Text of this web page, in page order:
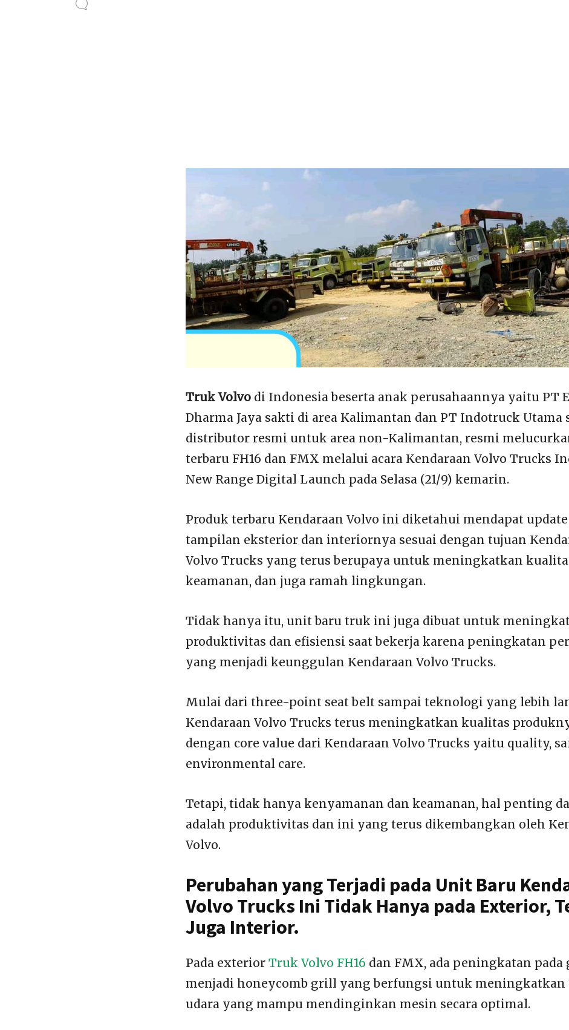
Truk Volvo di Indonesia beserta anak perusahaannya yaitu PT
Dharma Jaya sakti di area Kalimantan dan PT Indotruck Utama
distributor resmi untuk area non-Kalimantan, resmi
terbaru FH16 dan FMX melalui acara Kendaraan Volvo Trucks
New Range Digital Launch pada Selasa (21/9) kemarin.
Produk terbaru Kendaraan Volvo ini diketahui mendapat update
tampilan eksterior dan interiornya sesuai dengan tujuan
Volvo Trucks yang terus berupaya untuk meningkatkan
keamanan, dan juga ramah lingkungan.
Tidak hanya itu, unit baru truk ini juga dibuat untuk
produktivitas dan efisiensi saat bekerja karena peningkatan
yang menjadi keunggulan Kendaraan Volvo Trucks.
Mulai dari three-point seat belt sampai teknologi yang lebih
Kendaraan Volvo Trucks terus meningkatkan kualitas
dengan core value dari Kendaraan Volvo Trucks yaitu quality,
environmental care.
Tetapi, tidak hanya kenyamanan dan keamanan, hal penting
adalah produktivitas dan ini yang terus dikembangkan oleh
Volvo.
Perubahan yang Terjadi pada Unit Baru
Volvo Trucks Ini Tidak Hanya pada Exterior,
Juga Interior.
Pada exterior Truk Volvo FH16 dan FMX, ada peningkatan pada
menjadi honeycomb grill yang berfungsi untuk meningkatkan
udara yang mampu mendinginkan mesin secara optimal.